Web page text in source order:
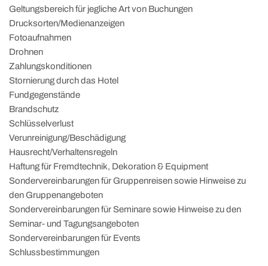
Geltungsbereich für jegliche Art von Buchungen
Drucksorten/Medienanzeigen
Fotoaufnahmen
Drohnen
Zahlungskonditionen
Stornierung durch das Hotel
Fundgegenstände
Brandschutz
Schlüsselverlust
Verunreinigung/Beschädigung
Hausrecht/Verhaltensregeln
Haftung für Fremdtechnik, Dekoration & Equipment
Sondervereinbarungen für Gruppenreisen sowie Hinweise zu
den Gruppenangeboten
Sondervereinbarungen für Seminare sowie Hinweise zu den
Seminar- und Tagungsangeboten
Sondervereinbarungen für Events
Schlussbestimmungen